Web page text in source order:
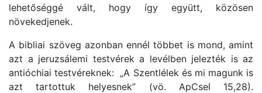
lehetőséggé vált, hogy így együtt, közösen
növekedjenek.
A bibliai szöveg azonban ennél többet is mond, amint
azt a jeruzsálemi testvérek a levélben jelezték is az
antióchiai testvéreknek: „A Szentlélek és mi magunk is
azt tartottuk helyesnek” (vö. ApCsel 15,28).